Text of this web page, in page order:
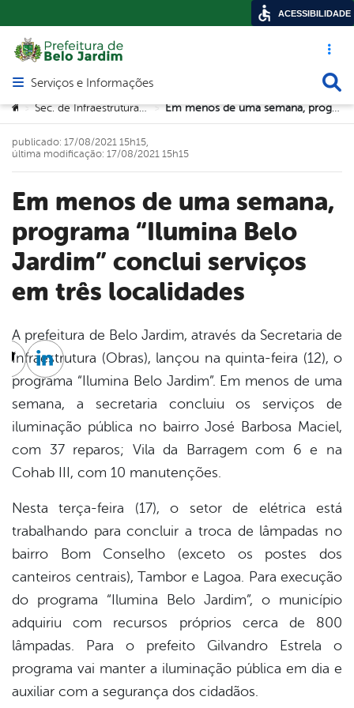
Acesso
Abrir menu principal de navegação
Serviços e Informações
Você está aqui:
> Sec. de Infraestrutura e Urbanismo > Em menos de uma semana, programa “Ilumina Belo Jardim” conclui serviços em três localidades
Em menos de uma semana,
programa “Ilumina Belo
Jardim” conclui serviços
em três localidades
publicado: 17/08/2021 15h15,
última modificação: 17/08/2021 15h15
A prefeitura de Belo Jardim, através da Secretaria de
Infraestrutura (Obras), lançou na quinta-feira (12), o
programa “Ilumina Belo Jardim”. Em menos de uma
semana, a secretaria concluiu os serviços de
iluminação pública no bairro José Barbosa Maciel,
com 37 reparos; Vila da Barragem com 6 e na
Cohab III, com 10 manutenções.
Nesta terça-feira (17), o setor de elétrica está
trabalhando para concluir a troca de lâmpadas no
bairro Bom Conselho (exceto os postes dos
canteiros centrais), Tambor e Lagoa. Para execução
do programa “Ilumina Belo Jardim”, o município
adquiriu com recursos próprios cerca de 800
lâmpadas. Para o prefeito Gilvandro Estrela o
programa vai manter a iluminação pública em dia e
auxiliar com a segurança dos cidadãos.
Twitter
Linkedin
ACESSIBILIDADE